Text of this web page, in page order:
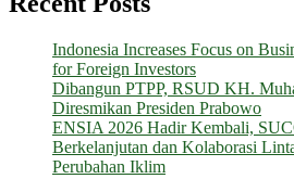
Indonesia Increases Focus on
for Foreign Investors
Dibangun PTPP, RSUD KH.
Diresmikan Presiden Prabowo
ENSIA 2026 Hadir Kembali,
Berkelanjutan dan Kolaborasi
Perubahan Iklim